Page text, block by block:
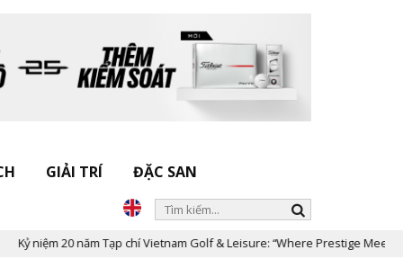
GIẢI TRÍ ĐẶC SAN
20 năm Tạp chí Vietnam Golf & Leisure: “Where Prestige Meets Legacy”